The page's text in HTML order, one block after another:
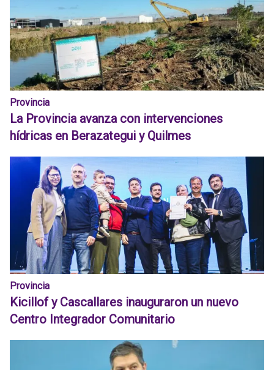
Provincia
La Provincia avanza con intervenciones
hídricas en Berazategui y Quilmes
Provincia
Kicillof y Cascallares inauguraron un nuevo
Centro Integrador Comunitario